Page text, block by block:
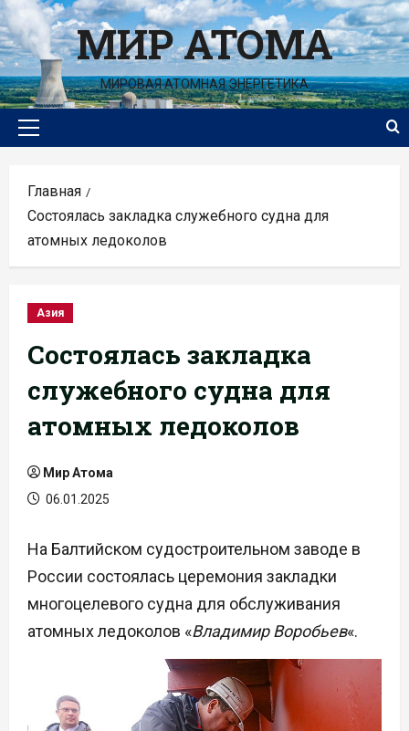
Перейти
к
содержимомуМИР АТОМА
МИРОВАЯ АТОМНАЯ ЭНЕРГЕТИКА
Основное
Главная
Состоялась закладка служебного судна для
атомных ледоколов
Азия
Состоялась закладка
служебного судна для
атомных ледоколов
Мир Атома
06.01.2025
На Балтийском судостроительном заводе в
России состоялась церемония закладки
многоцелевого судна для обслуживания
атомных ледоколов «Владимир Воробьев«.